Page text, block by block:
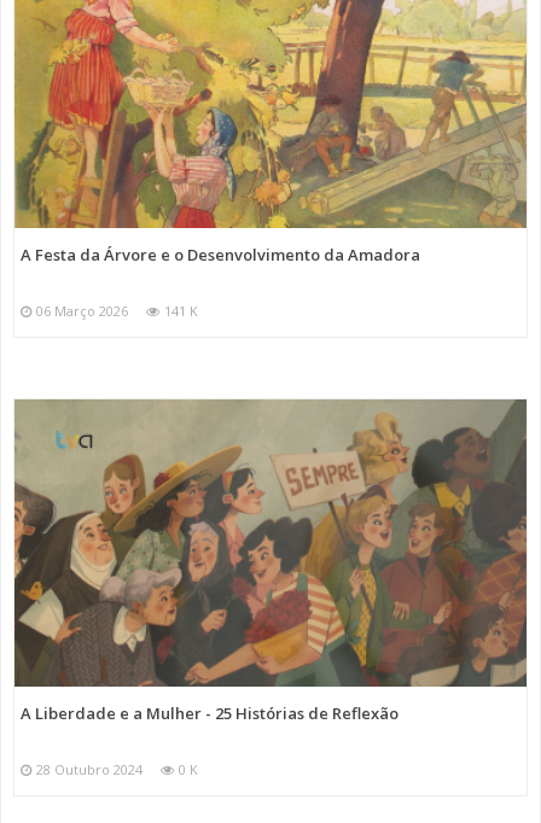
A Festa da Árvore e o Desenvolvimento da Amadora
06 Março 2026 141 K
A Liberdade e a Mulher - 25 Histórias de Reflexão
28 Outubro 2024 0 K